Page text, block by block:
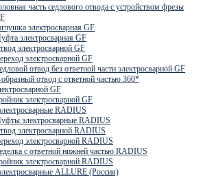
часть седлового отвода с устройством фрезы
электросварная GF
электросварная GF
электросварной GF
электросварной GF
отвод без ответной части электросварной GF
отвод с ответной частью 360*
GF
электросварной GF
RADIUS
электросварные RADIUS
электросварной RADIUS
электросварной RADIUS
с ответной нижней частью RADIUS
электросварной RADIUS
ALLURE (Россия)